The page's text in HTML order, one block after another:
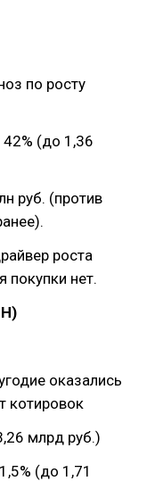
по росту
42% (до 1,36
руб. (против
роста
покупки нет.
оказались
котировок
млрд руб.)
(до 1,71